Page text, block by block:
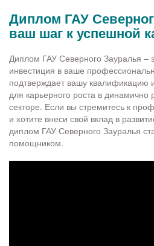
Диплом ГАУ
ваш шаг к успешной
Диплом ГАУ Северного Зауралья –
инвестиция в ваше
подтверждает вашу квалификацию
для карьерного роста в
секторе. Если вы стремитесь к
и хотите внеси свой вклад в
диплом ГАУ Северного Зауралья
помощником.